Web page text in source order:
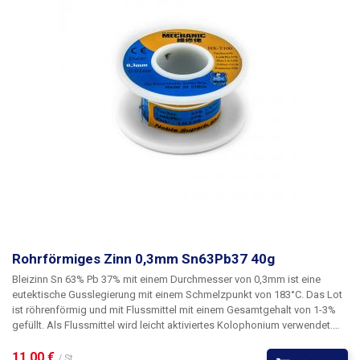
Rohrförmiges Zinn 0,3mm Sn63Pb37 40g
Bleizinn Sn 63% Pb 37% mit einem Durchmesser von 0,3mm ist eine
eutektische Gusslegierung mit einem Schmelzpunkt von 183°C. Das Lot
ist röhrenförmig und mit Flussmittel mit einem Gesamtgehalt von 1-3%
gefüllt. Als Flussmittel wird leicht aktiviertes Kolophonium verwendet.
gemischtes Lot zeichnet sich durch die günstigsten Eigenschaften für